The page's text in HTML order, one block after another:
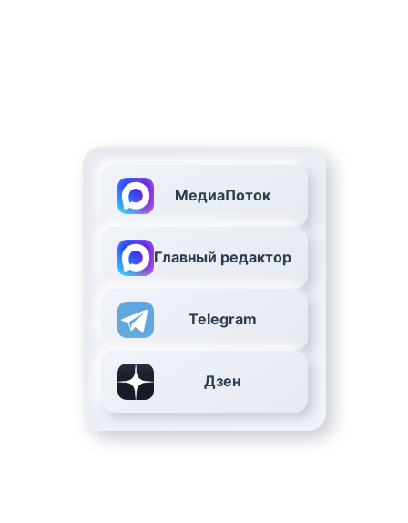
МедиаПоток
Главный редактор
Telegram
Дзен